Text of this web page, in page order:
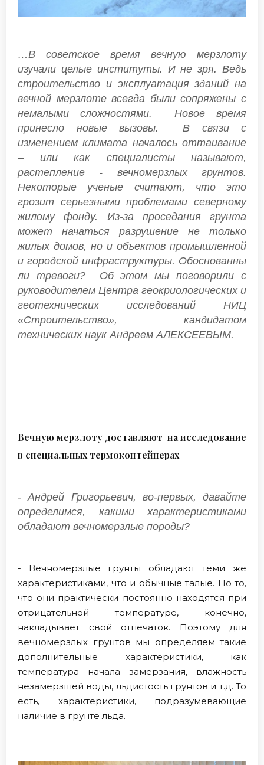
…В советское время вечную мерзлоту
изучали целые институты. И не зря. Ведь
строительство и эксплуатация зданий на
вечной мерзлоте всегда были сопряжены с
немалыми сложностями. Новое время
принесло новые вызовы. В связи с
изменением климата началось оттаивание
– или как специалисты называют,
растепление - вечномерзлых грунтов.
Некоторые ученые считают, что это
грозит серьезными проблемами северному
жилому фонду. Из-за проседания грунта
может начаться разрушение не только
жилых домов, но и объектов промышленной
и городской инфраструктуры. Обоснованны
ли тревоги? Об этом мы поговорили с
руководителем Центра геокриологических и
геотехнических исследований НИЦ
«Строительство», кандидатом
технических наук Андреем АЛЕКСЕЕВЫМ.
Вечную мерзлоту доставляют на исследование
в специальных термоконтейнерах
- Андрей Григорьевич, во-первых, давайте
определимся, какими характеристиками
обладают вечномерзлые породы?
- Вечномерзлые грунты обладают теми же
характеристиками, что и обычные талые. Но то,
что они практически постоянно находятся при
отрицательной температуре, конечно,
накладывает свой отпечаток. Поэтому для
вечномерзлых грунтов мы определяем такие
дополнительные характеристики, как
температура начала замерзания, влажность
незамерзшей воды, льдистость грунтов и т.д. То
есть, характеристики, подразумевающие
наличие в грунте льда.